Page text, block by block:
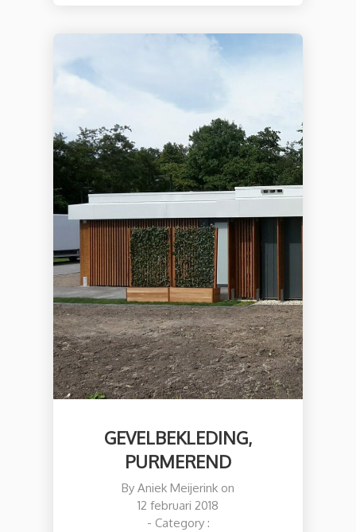
GEVELBEKLEDING,
PURMEREND
By Aniek Meijerink on
12 februari 2018
- Category :